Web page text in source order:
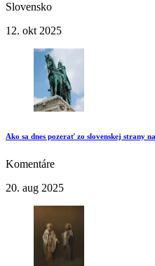
Slovensko
12. okt 2025
Ako sa dnes pozerať zo slovenskej strany
Komentáre
20. aug 2025